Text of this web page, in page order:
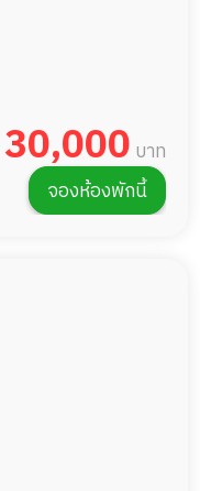
30,000 บาท
จองห้องพักนี้